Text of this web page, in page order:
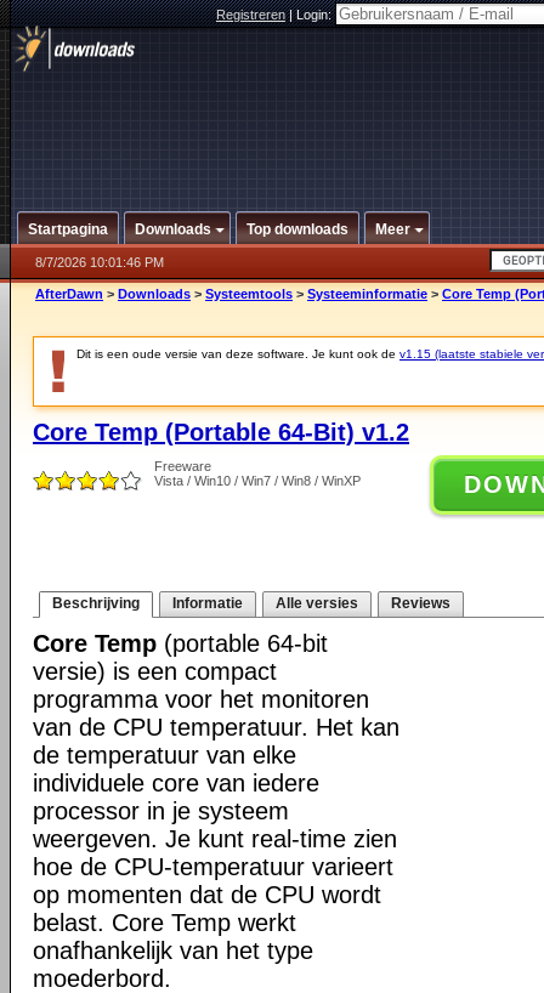
Registreren|Login:
Startpagina Downloads Top downloads Meer
8/7/2026 10:01:46 PM
AfterDawn > Downloads > Systeemtools > Systeeminformatie > Core Temp
Dit is een oude versie van deze software. Je kunt ook de v1.15 (laatste stabiele
Core Temp (Portable 64-Bit) v1.2
Freeware
Vista / Win10 / Win7 / Win8 / WinXP
Beschrijving Informatie Alle versies Reviews
Core Temp (portable 64-bit
versie) is een compact
programma voor het monitoren
van de CPU temperatuur. Het kan
de temperatuur van elke
individuele core van iedere
processor in je systeem
weergeven. Je kunt real-time zien
hoe de CPU-temperatuur varieert
op momenten dat de CPU wordt
belast. Core Temp werkt
onafhankelijk van het type
moederbord.